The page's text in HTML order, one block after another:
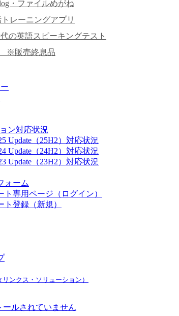
・ファイルめがね
レーニングアプリ
の英語スピーキングテスト
※販売終息品
ン対応状況
Update（25H2）対応状況
Update（24H2）対応状況
Update（23H2）対応状況
ォーム
ト専用ページ（ログイン）
登録（新規）
リンクス・ソリューション）
ールされていません